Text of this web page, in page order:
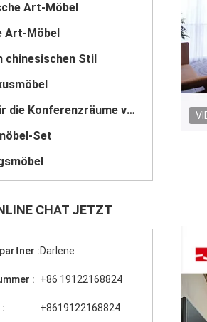
Art-Möbel
Art-Möbel
chinesischen Stil
Möbel für die Konferenzräume von Hotels
Set
CHAT JETZT
:Darlene
: +86 19122168824
+8619122168824